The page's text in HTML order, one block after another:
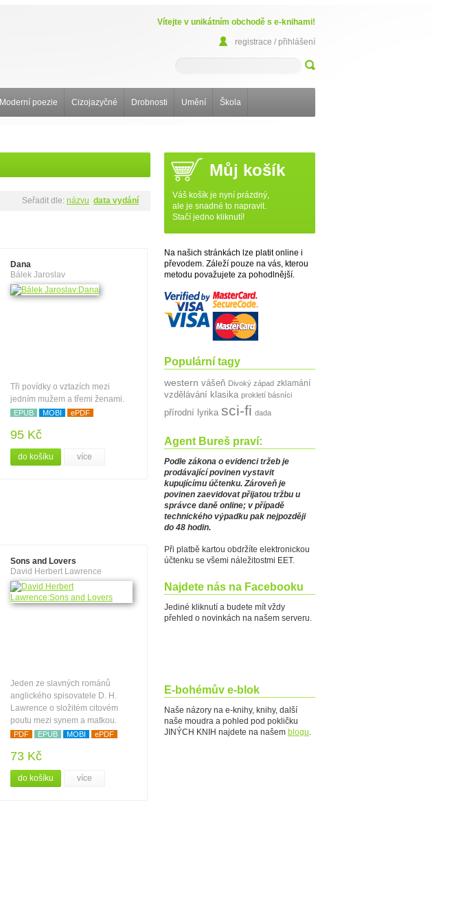
Vítejte v unikátním obchodě s e-knihami!
registrace / přihlášení
Moderní poezie Cizojazyčné Drobnosti Umění Škola
Seřadit dle: názvu data vydání
Dana
Bálek Jaroslav
Tři povídky o vztazích mezi
jedním mužem a třemi ženami.
EPUB MOBI ePDF
95 Kč
do košíku více
Sons and Lovers
David Herbert Lawrence
Jeden ze slavných románů
anglického spisovatele D. H.
Lawrence o složitém citovém
poutu mezi synem a matkou.
PDF EPUB MOBI ePDF
73 Kč
do košíku více
Můj košík
Váš košík je nyní prázdný,
ale je snadné to napravit.
Stačí jedno kliknutí!
Na našich stránkách lze platit online i
převodem. Záleží pouze na vás, kterou
metodu považujete za pohodlnější.
Populární tagy
western vášeň Divoký západ zklamání
vzdělávání klasika prokletí básníci
přírodní lyrika sci-fi dada
Agent Bureš praví:
Podle zákona o evidenci tržeb je
prodávající povinen vystavit
kupujícímu účtenku. Zároveň je
povinen zaevidovat přijatou tržbu u
správce daně online; v případě
technického výpadku pak nejpozději
do 48 hodin.
Při platbě kartou obdržíte elektronickou
účtenku se všemi náležitostmi EET.
Najdete nás na Facebooku
Jediné kliknutí a budete mít vždy
přehled o novinkách na našem serveru.
E-bohémův e-blok
Naše názory na e-knihy, knihy, další
naše moudra a pohled pod pokličku
JINÝCH KNIH najdete na našem blogu.